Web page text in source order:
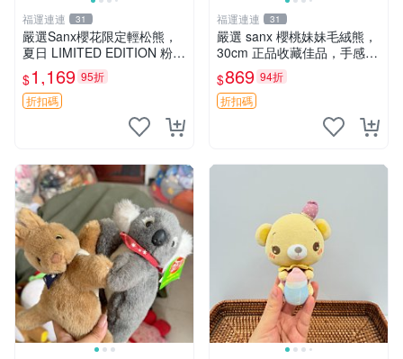
福運連連 31
嚴選Sanx櫻花限定輕松熊，
夏日 LIMITED EDITION 粉色
毛絨熊，背有拉鏈設計，肚內
填充豆袋，精致工藝呈現，狀
態如新，適合收藏與送人 櫻
$1,169 95折
折扣碼
福運連連 31
嚴選 sanx 櫻桃妹妹毛絨熊，
30cm 正品收藏佳品，手感極
軟，適合贈送與收藏 櫻桃妹
妹、sanx、毛絨熊
$869 94折
折扣碼